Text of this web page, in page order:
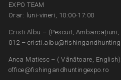
EXPO TEAM
Orar: luni-vineri, 10:00-17:00
Cristi Albu – (Pescuit, Ambarcațiuni,
012 –
Anca Matiesc – ( Vânătoare,
office@fishingandhuntingexpo.ro